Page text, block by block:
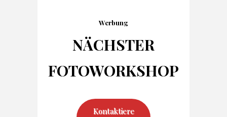
Werbung
NÄCHSTER
FOTOWORKSHOP
Kontaktiere